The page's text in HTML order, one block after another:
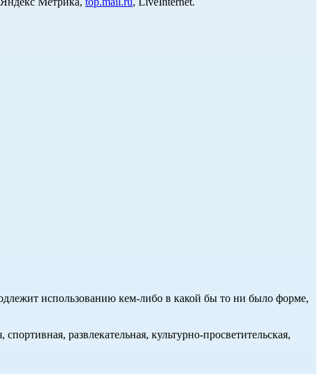
использованию кем-либо в какой бы то ни было форме,
развлекательная, культурно-просветительская,